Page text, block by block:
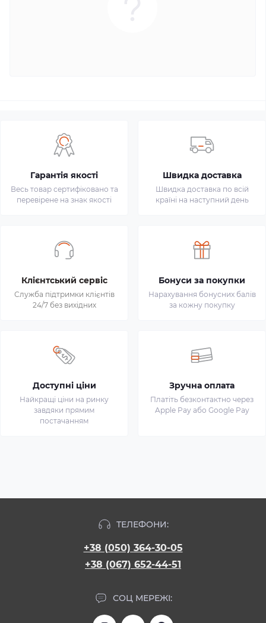
Гарантія якості
Весь товар сертифіковано та
перевірене на знак якості
Швидка доставка
Швидка доставка по всій
країні на наступний день
Клієнтський сервіс
Служба підтримки клієнтів
24/7 без вихідних
Бонуси за покупки
Нарахування бонусних балів
за кожну покупку
Доступні ціни
Найкращі ціни на ринку
завдяки прямим
постачанням
Зручна оплата
Платіть безконтактно через
Apple Pay або Google Pay
ТЕЛЕФОНИ:
+38 (050) 364-30-05
+38 (067) 652-44-51
СОЦ МЕРЕЖІ: